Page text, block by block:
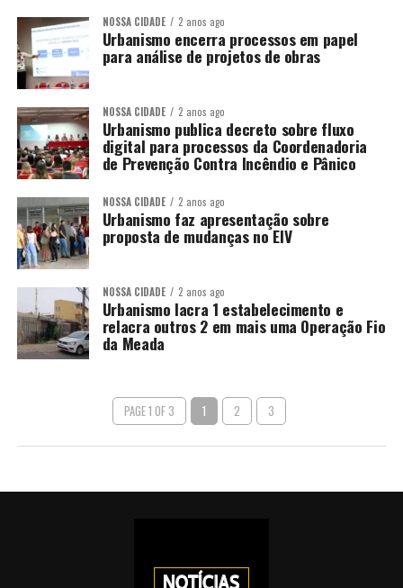
NOSSA CIDADE 2 anos ago
Urbanismo encerra processos em papel
para análise de projetos de obras
NOSSA CIDADE 2 anos ago
Urbanismo publica decreto sobre fluxo
digital para processos da Coordenadoria
de Prevenção Contra Incêndio e Pânico
NOSSA CIDADE 2 anos ago
Urbanismo faz apresentação sobre
proposta de mudanças no EIV
NOSSA CIDADE 2 anos ago
Urbanismo lacra 1 estabelecimento e
relacra outros 2 em mais uma Operação Fio
da Meada
PAGE 1 OF 3 1 2 3